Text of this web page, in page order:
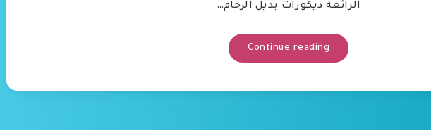
الرائعة ديكورات بديل الرخام…
Continue reading